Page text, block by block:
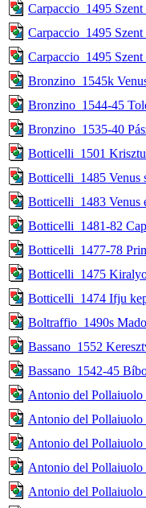
Carpaccio_1495
Carpaccio_1495
Carpaccio_1495
Bronzino_1545k
Bronzino_1544-45
Bronzino_1535-40
Botticelli_1501
Botticelli_1485 Venus
Botticelli_1483 Venus
Botticelli_1481-82
Botticelli_1477-78
Botticelli_1475
Botticelli_1474 Ifju
Boltraffio_1490s
Bassano_1552
Bassano_1542-45
Antonio del
Antonio del
Antonio del
Antonio del
Antonio del